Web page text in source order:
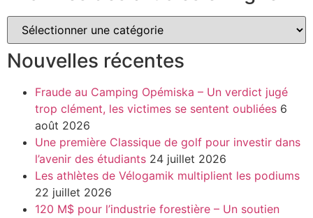
Nouvelles récentes
Fraude au Camping Opémiska – Un verdict jugé
trop clément, les victimes se sentent oubliées 6
août 2026
Une première Classique de golf pour investir dans
l’avenir des étudiants 24 juillet 2026
Les athlètes de Vélogamik multiplient les podiums
22 juillet 2026
120 M$ pour l’industrie forestière – Un soutien